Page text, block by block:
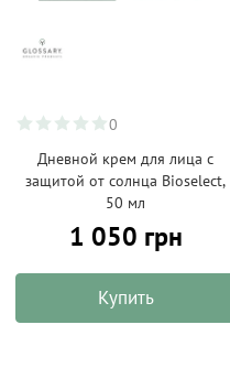
0
Дневной крем для лица с
защитой от солнца Bioselect,
50 мл
1 050 грн
Купить